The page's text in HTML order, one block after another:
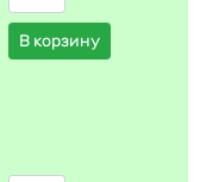
В корзину